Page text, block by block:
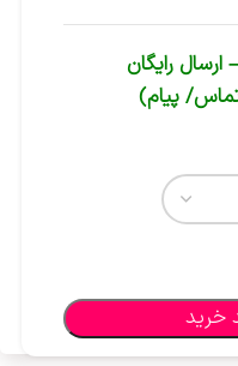
رایگان
خرید